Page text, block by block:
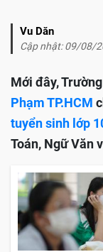
Vu Dăn
Cập nhật: 09/08/
Mới đây,
Phạm TP.HCM
tuyển sinh lớp
Toán, Ngữ Văn